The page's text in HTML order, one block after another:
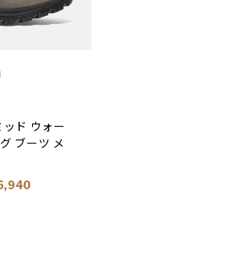
ド ウォー
ブーツ メ